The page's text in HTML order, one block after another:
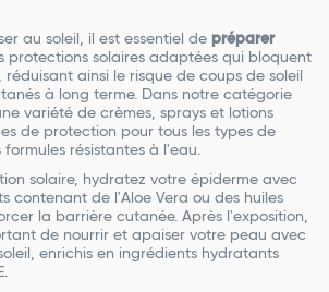
au soleil, il est essentiel de préparer
protections solaires adaptées qui bloquent
réduisant ainsi le risque de coups de soleil
à long terme. Dans notre catégorie
variété de crèmes, sprays et lotions
de protection pour tous les types de
résistantes à l'eau.
solaire, hydratez votre épiderme avec
contenant de l'Aloe Vera ou des huiles
la barrière cutanée. Après l'exposition,
de nourrir et apaiser votre peau avec
enrichis en ingrédients hydratants